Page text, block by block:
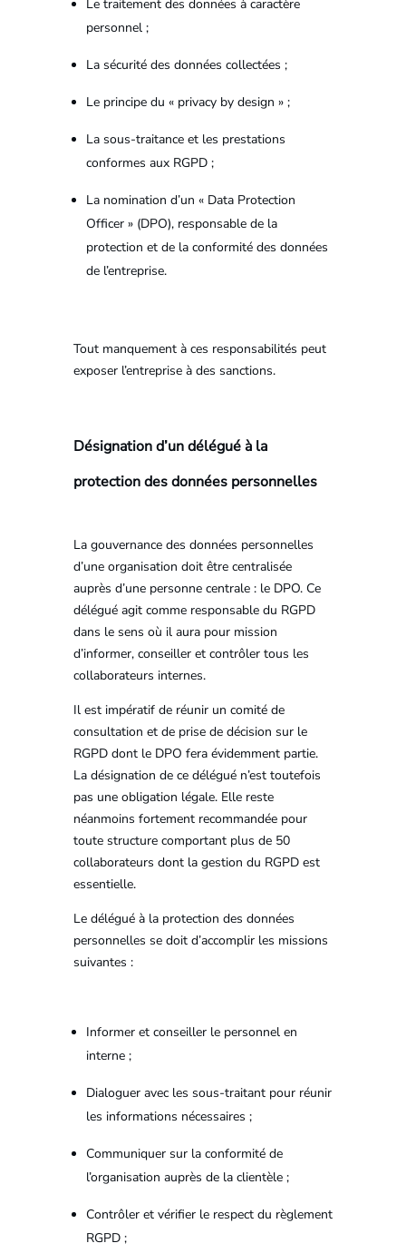
Le traitement des données à caractère
personnel ;
La sécurité des données collectées ;
Le principe du « privacy by design » ;
La sous-traitance et les prestations
conformes aux RGPD ;
La nomination d’un « Data Protection
Officer » (DPO), responsable de la
protection et de la conformité des données
de l’entreprise.
Tout manquement à ces responsabilités peut
exposer l’entreprise à des sanctions.
Désignation d’un délégué à la
protection des données personnelles
La gouvernance des données personnelles
d’une organisation doit être centralisée
auprès d’une personne centrale : le DPO. Ce
délégué agit comme responsable du RGPD
dans le sens où il aura pour mission
d’informer, conseiller et contrôler tous les
collaborateurs internes.
Il est impératif de réunir un comité de
consultation et de prise de décision sur le
RGPD dont le DPO fera évidemment partie.
La désignation de ce délégué n’est toutefois
pas une obligation légale. Elle reste
néanmoins fortement recommandée pour
toute structure comportant plus de 50
collaborateurs dont la gestion du RGPD est
essentielle.
Le délégué à la protection des données
personnelles se doit d’accomplir les missions
suivantes :
Informer et conseiller le personnel en
interne ;
Dialoguer avec les sous-traitant pour réunir
les informations nécessaires ;
Communiquer sur la conformité de
l’organisation auprès de la clientèle ;
Contrôler et vérifier le respect du règlement
RGPD ;